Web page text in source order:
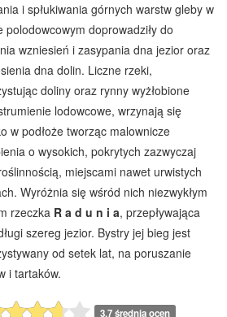
i spłukiwania górnych warstw gleby w
polodowcowym doprowadziły do
wzniesień i zasypania dna jezior oraz
dna dolin. Liczne rzeki,
doliny oraz rynny wyżłobione
lodowcowe, wrzynają się
w podłoże tworząc malownicze
o wysokich, pokrytych zazwyczaj
miejscami nawet urwistych
Wyróżnia się wśród nich niezwykłym
rzeczka R a d u n i a, przepływająca
szereg jezior. Bystry jej bieg jest
od setek lat, na poruszanie
i tartaków.
3.7 średnia ocen